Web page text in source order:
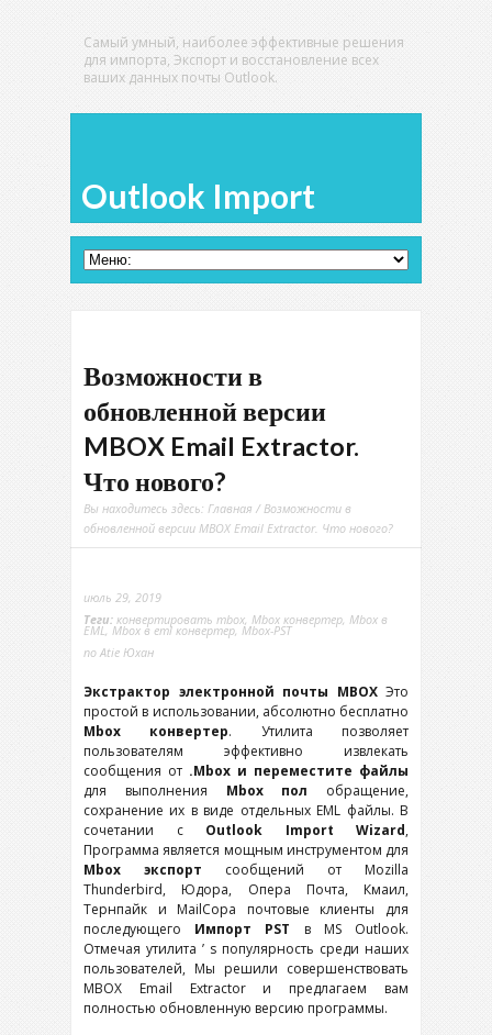
Самый умный, наиболее эффективные решения
для импорта, Экспорт и восстановление всех
ваших данных почты Outlook.
Outlook Import
Возможности в
обновленной версии
MBOX Email Extractor.
Что нового?
Вы находитесь здесь: Главная / Возможности в
обновленной версии MBOX Email Extractor. Что нового?
июль 29, 2019
Теги: конвертировать mbox, Mbox конвертер, Mbox в
EML, Mbox в eml конвертер, Mbox-PST
по Atie Юхан
Экстрактор электронной почты MBOXЭто
простой в использовании, абсолютно бесплатно
Mbox конвертер. Утилита позволяет
пользователям эффективно извлекать
сообщения от .Mbox и переместите файлы
для выполнения Mbox пол обращение,
сохранение их в виде отдельных EML файлы. В
сочетании с Outlook Import Wizard,
Программа является мощным инструментом для
Mbox экспорт сообщений от Mozilla
Thunderbird, Юдора, Опера Почта, Кмаил,
Тернпайк и MailCopa почтовые клиенты для
последующего Импорт PST в MS Outlook.
Отмечая утилита ’ s популярность среди наших
пользователей, Мы решили совершенствовать
MBOX Email Extractor и предлагаем вам
полностью обновленную версию программы.